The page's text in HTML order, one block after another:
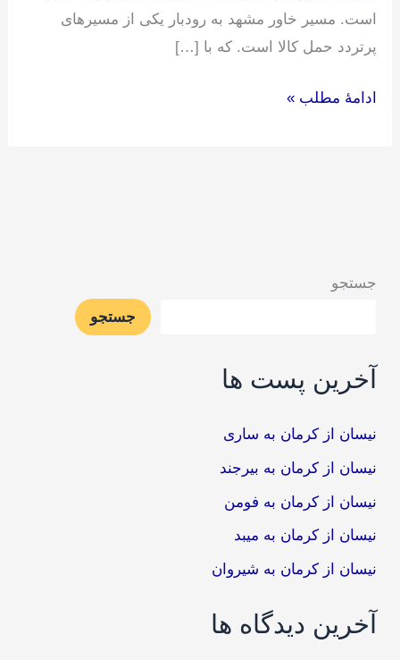
است. مسیر خاور مشهد به رودبار یکی از مسیرهای
پرتردد حمل کالا است. که با […]
ادامۀ مطلب »
جستجو
جستجو
آخرین پست ها
نیسان از کرمان به ساری
نیسان از کرمان به بیرجند
نیسان از کرمان به فومن
نیسان از کرمان به میبد
نیسان از کرمان به شیروان
آخرین دیدگاه ها